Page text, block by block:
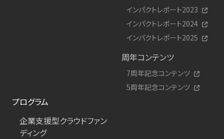
インパクトレポート2023
インパクトレポート2024
インパクトレポート2025
周年コンテンツ
7周年記念コンテンツ
5周年記念コンテンツ
プログラム
企業支援型クラウドファン
ディング